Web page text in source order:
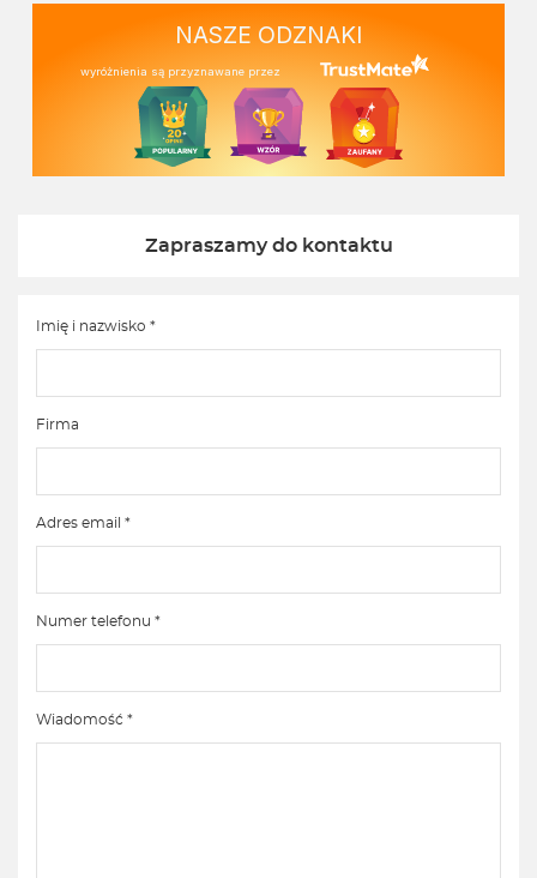
NASZE ODZNAKI
wyróżnienia są przyznawane przez
Zapraszamy do kontaktu
Imię i nazwisko *
Firma
Adres email *
Numer telefonu *
Wiadomość *